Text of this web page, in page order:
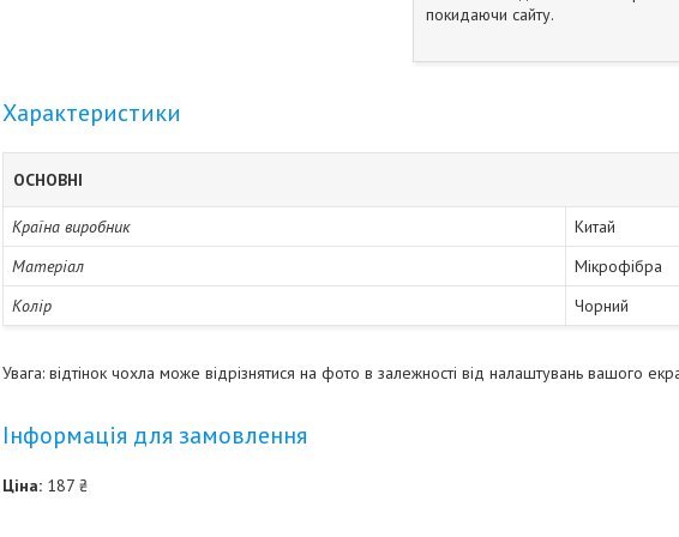
покидаючи сайту.
Характеристики
ОСНОВНІ
Країна виробник
Китай
Матеріал
Мікрофібра
Колір
Чорний
Увага: відтінок чохла може відрізнятися на фото в залежності від налаштувань вашого
Інформація для замовлення
Ціна: 187 ₴